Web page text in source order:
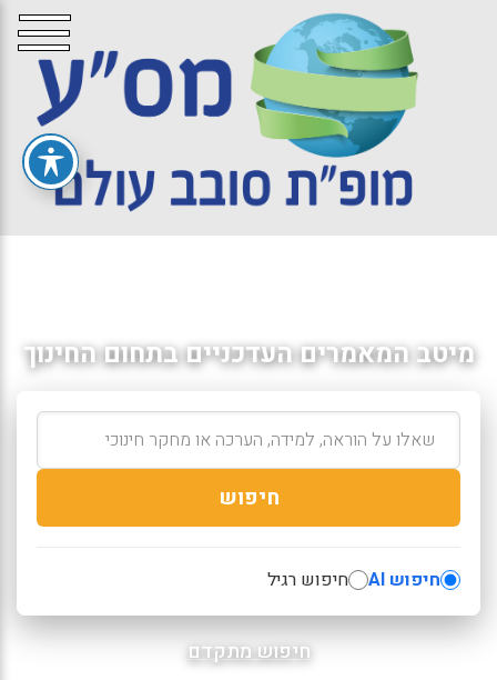
מיטב המאמרים העדכניים בתחום החינוך
חיפוש
חיפוש AI חיפוש רגיל
חיפוש מתקדם